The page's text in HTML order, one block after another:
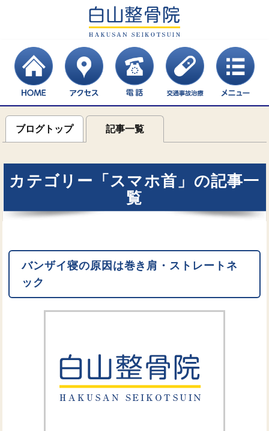
ブログトップ 記事一覧
カテゴリー「スマホ首」の記事一
覧
バンザイ寝の原因は巻き肩・ストレートネ
ック